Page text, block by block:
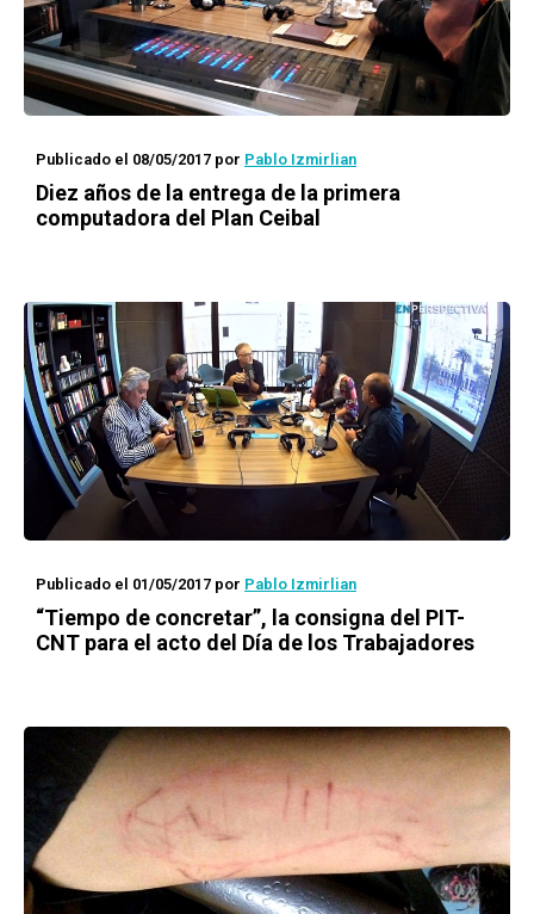
Publicado el 08/05/2017 por Pablo Izmirlian
Diez años de la entrega de la primera
computadora del Plan Ceibal
Publicado el 01/05/2017 por Pablo Izmirlian
“Tiempo de concretar”, la consigna del PIT-
CNT para el acto del Día de los Trabajadores